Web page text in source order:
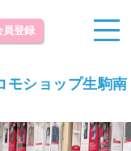
員登録
モショップ生駒南
問
免責事項